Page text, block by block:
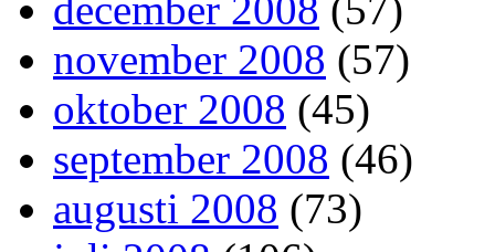
december 2008 (57)
november 2008 (57)
oktober 2008 (45)
september 2008 (46)
augusti 2008 (73)